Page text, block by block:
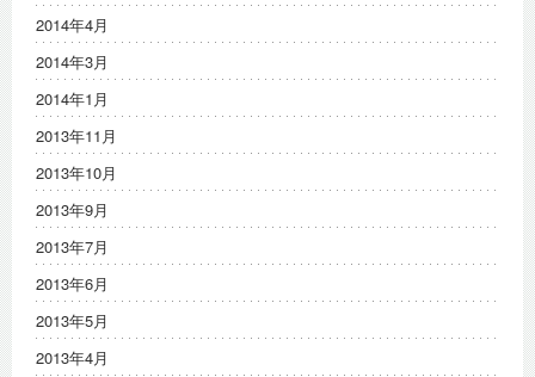
2014年4月
2014年3月
2014年1月
2013年11月
2013年10月
2013年9月
2013年7月
2013年6月
2013年5月
2013年4月